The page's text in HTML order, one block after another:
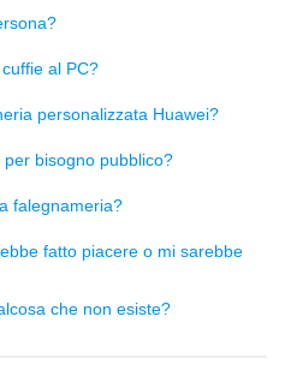
al PC?
personalizzata Huawei?
bisogno pubblico?
falegnameria?
fatto piacere o mi sarebbe
che non esiste?